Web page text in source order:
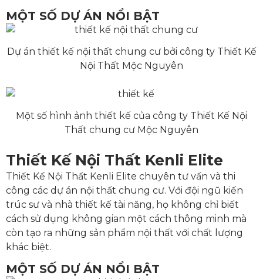
MỘT SỐ DỰ ÁN NỔI BẬT
Dự án thiết kế nội thất chung cư bởi công ty Thiết Kế
Nội Thất Mộc Nguyên
Một số hình ảnh thiết kế của công ty Thiết Kế Nội
Thất chung cư Mộc Nguyên
Thiết Kế Nội Thất Kenli Elite
Thiết Kế Nội Thất Kenli Elite chuyên tư vấn và thi
công các dự án nội thất chung cư. Với đội ngũ kiến
trúc sư và nhà thiết kế tài năng, họ không chỉ biết
cách sử dụng không gian một cách thông minh mà
còn tạo ra những sản phẩm nội thất với chất lượng
khác biệt.
MỘT SỐ DỰ ÁN NỔI BẬT